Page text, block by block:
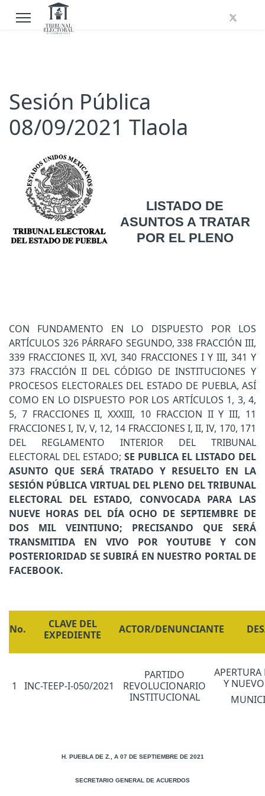
Sesión Pública
08/09/2021 Tlaola
LISTADO DE
ASUNTOS A TRATAR
POR EL PLENO
CON FUNDAMENTO EN LO DISPUESTO POR LOS
ARTÍCULOS 326 PÁRRAFO SEGUNDO, 338 FRACCIÓN III,
339 FRACCIONES II, XVI, 340 FRACCIONES I Y III, 341 Y
373 FRACCIÓN II DEL CÓDIGO DE INSTITUCIONES Y
PROCESOS ELECTORALES DEL ESTADO DE PUEBLA, ASÍ
COMO EN LO DISPUESTO POR LOS ARTÍCULOS 1, 3, 4,
5, 7 FRACCIONES II, XXXIII, 10 FRACCION II Y III, 11
FRACCIONES I, IV, V, 12, 14 FRACCIONES I, II, IV, 170, 171
DEL REGLAMENTO INTERIOR DEL TRIBUNAL
ELECTORAL DEL ESTADO; SE PUBLICA EL LISTADO DEL
ASUNTO QUE SERÁ TRATADO Y RESUELTO EN LA
SESIÓN PÚBLICA VIRTUAL DEL PLENO DEL TRIBUNAL
ELECTORAL DEL ESTADO, CONVOCADA PARA LAS
NUEVE HORAS DEL DÍA OCHO DE SEPTIEMBRE DE
DOS MIL VEINTIUNO; PRECISANDO QUE SERÁ
TRANSMITIDA EN VIVO POR YOUTUBE Y CON
POSTERIORIDAD SE SUBIRÁ EN NUESTRO PORTAL DE
FACEBOOK.
No.
CLAVE DEL
EXPEDIENTE
ACTOR/DENUNCIANTE
1 INC-TEEP-I-050/2021
PARTIDO
REVOLUCIONARIO
INSTITUCIONAL
APERTURA
Y
H. PUEBLA DE Z., A 07 DE SEPTIEMBRE DE 2021
SECRETARIO GENERAL DE ACUERDOS